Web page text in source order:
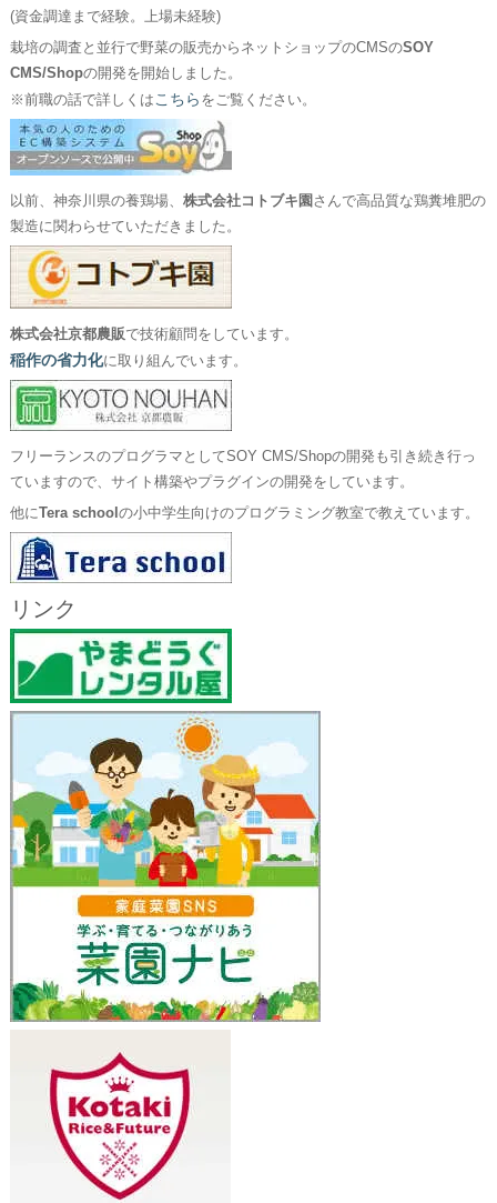
(資金調達まで経験。上場未経験)
栽培の調査と並行で野菜の販売からネットショップのCMSのSOY
CMS/Shopの開発を開始しました。
※前職の話で詳しくは こちら をご覧ください。
以前、神奈川県の養鶏場、 株式会社コトブキ園 さんで高品質な鶏糞堆肥の
製造に関わらせていただきました。
株式会社京都農販で技術顧問をしています。
稲作の省力化に取り組んでいます。
フリーランスのプログラマとしてSOY CMS/Shopの開発も引き続き行っ
ていますので、サイト構築やプラグインの開発をしています。
他にTera school の小中学生向けのプログラミング教室で教えています。
リンク